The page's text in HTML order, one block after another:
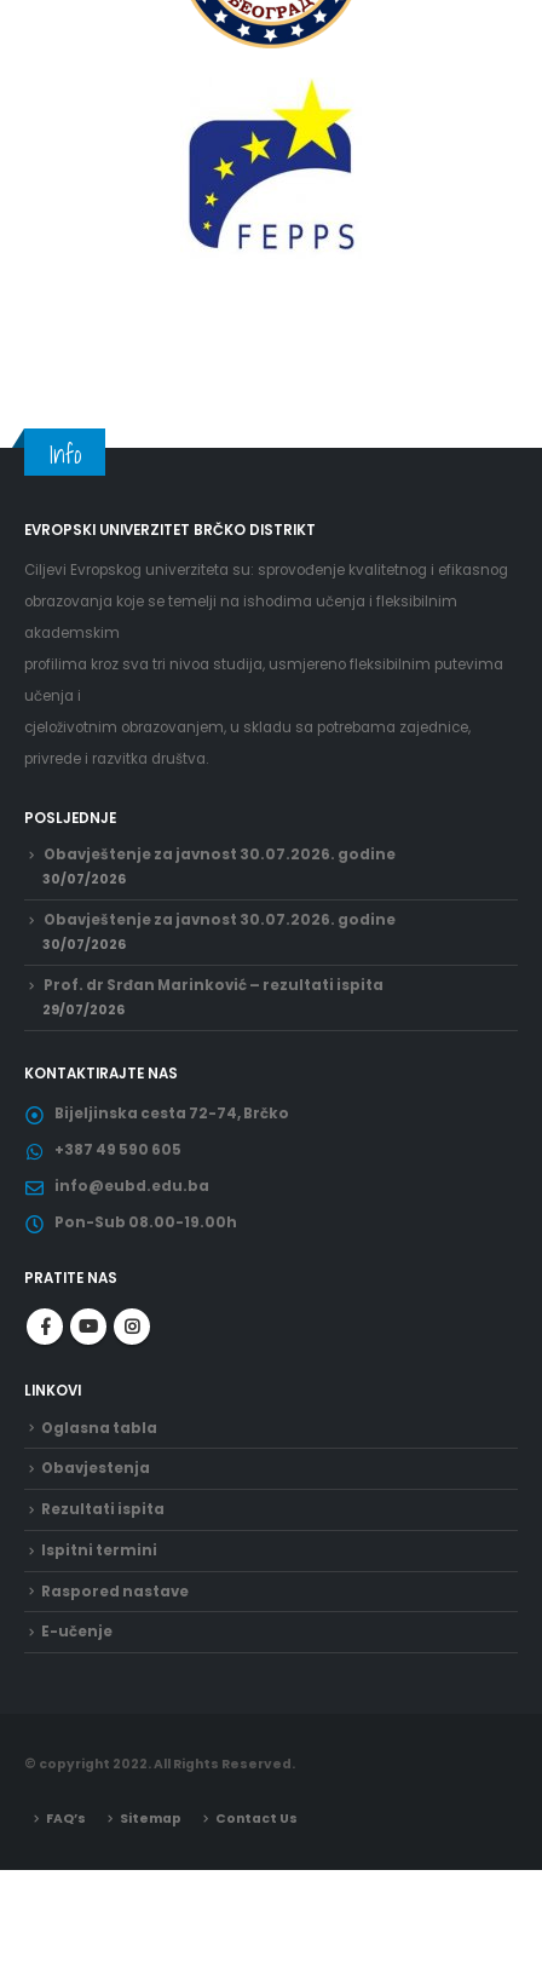
Info
EVROPSKI UNIVERZITET BRČKO DISTRIKT
Ciljevi Evropskog univerziteta su: sprovođenje kvalitetnog i efikasnog
obrazovanja koje se temelji na ishodima učenja i fleksibilnim
akademskim
profilima kroz sva tri nivoa studija, usmjereno fleksibilnim putevima
učenja i
cjeloživotnim obrazovanjem, u skladu sa potrebama zajednice,
privrede i razvitka društva.
POSLJEDNJE
Obavještenje za javnost 30.07.2026. godine
30/07/2026
Obavještenje za javnost 30.07.2026. godine
30/07/2026
Prof. dr Srđan Marinković – rezultati ispita
29/07/2026
KONTAKTIRAJTE NAS
Bijeljinska cesta 72-74, Brčko
+387 49 590 605
info@eubd.edu.ba
Pon-Sub 08.00-19.00h
PRATITE NAS
LINKOVI
Oglasna tabla
Obavjestenja
Rezultati ispita
Ispitni termini
Raspored nastave
E-učenje
© copyright 2022. All Rights Reserved.
FAQ’s Sitemap Contact Us